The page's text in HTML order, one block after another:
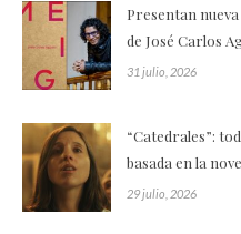
Presentan
de José Carlos
31 julio, 2026
“Catedrales”:
basada en la
29 julio, 2026